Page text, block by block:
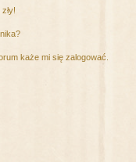
każe mi się zalogować.